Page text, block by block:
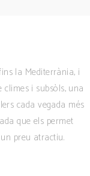
la Mediterrània, i
i subsòls, una
cada vegada més
que els permet
preu atractiu.